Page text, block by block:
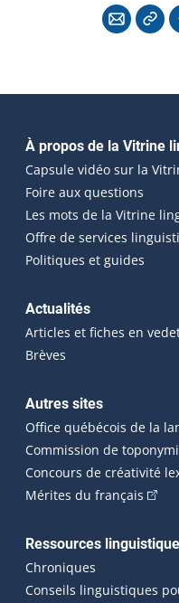
Courriel
Navigation
À propos de la Vitrine
Capsule vidéo sur la
Foire aux questions
Les mots de la Vitrine
Offre de services
Politiques et guides
Actualités
Articles et fiches en
Brèves
Autres sites
Office québécois de la
Commission de
Concours de créativité
Mérites du français (Cet
Ressources
Chroniques
Conseils linguistiques